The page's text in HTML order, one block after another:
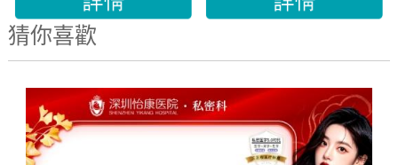
猜你喜歡